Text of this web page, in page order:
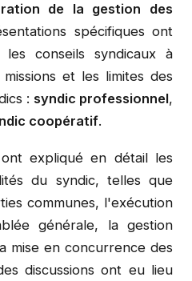
de la gestion des
spécifiques ont
conseils syndicaux à
et les limites des
: syndic professionnel,
coopératif.
expliqué en détail les
du syndic, telles que
communes, l'exécution
générale, la gestion
mise en concurrence des
discussions ont eu lieu